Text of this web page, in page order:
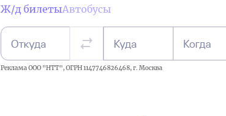
Ж/д билетыАвтобусы
Откуда Куда Когда
Реклама ООО "НТТ", ОГРН 1147746826468, г. Москва